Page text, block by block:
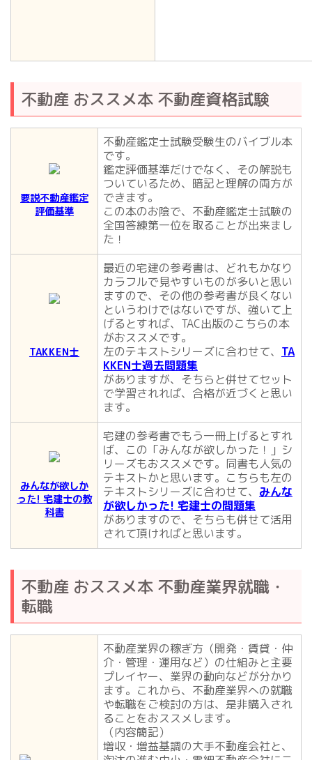
不動産 おススメ本 不動産資格試験
要説不動産鑑定
評価基準
不動産鑑定士試験受験生のバイブル本
です。
鑑定評価基準だけでなく、その解説も
ついているため、暗記と理解の両方が
できます。
この本のお陰で、不動産鑑定士試験の
全国答練第一位を取ることが出来まし
た！
TAKKEN士
最近の宅建の参考書は、どれもかなり
カラフルで見やすいものが多いと思い
ますので、その他の参考書が良くない
というわけではないですが、強いて上
げるとすれば、TAC出版のこちらの本
がおススメです。
左のテキストシリーズに合わせて、 TA
KKEN士過去問題集
がありますが、そちらと併せてセット
で学習されれば、合格が近づくと思い
ます。
みんなが欲しか
った! 宅建士の教
科書
宅建の参考書でもう一冊上げるとすれ
ば、この「みんなが欲しかった！」シ
リーズもおススメです。同書も人気の
テキストかと思います。こちらも左の
テキストシリーズに合わせて、 みんな
が欲しかった! 宅建士の問題集
がありますので、そちらも併せて活用
されて頂ければと思います。
不動産 おススメ本 不動産業界就職・
転職
不動産業界の稼ぎ方（開発・賃貸・仲
介・管理・運用など）の仕組みと主要
プレイヤー、業界の動向などが分かり
ます。これから、不動産業界への就職
や転職をご検討の方は、是非購入され
ることをおススメします。
（内容簡記）
増収・増益基調の大手不動産会社と、